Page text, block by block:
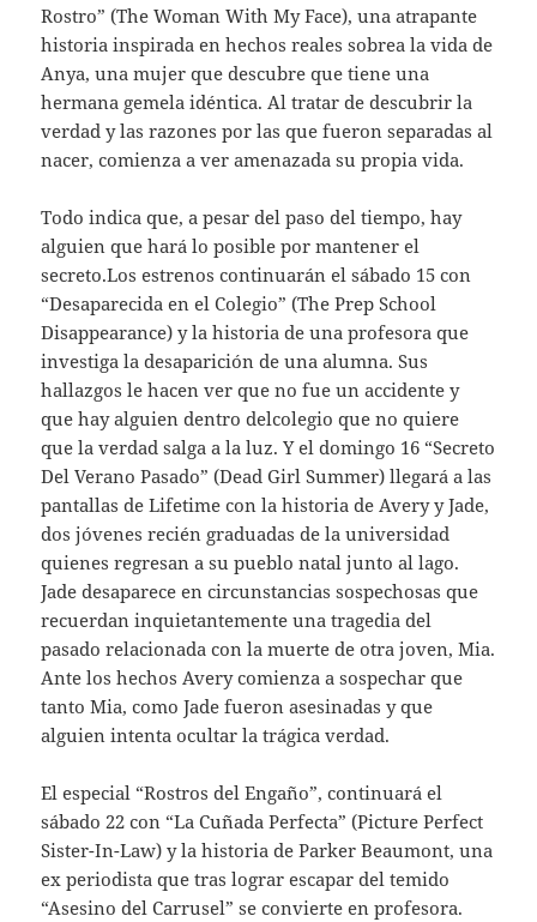
Rostro” (The Woman With My Face), una atrapante
historia inspirada en hechos reales sobrea la vida de
Anya, una mujer que descubre que tiene una
hermana gemela idéntica. Al tratar de descubrir la
verdad y las razones por las que fueron separadas al
nacer, comienza a ver amenazada su propia vida.
Todo indica que, a pesar del paso del tiempo, hay
alguien que hará lo posible por mantener el
secreto.Los estrenos continuarán el sábado 15 con
“Desaparecida en el Colegio” (The Prep School
Disappearance) y la historia de una profesora que
investiga la desaparición de una alumna. Sus
hallazgos le hacen ver que no fue un accidente y
que hay alguien dentro delcolegio que no quiere
que la verdad salga a la luz. Y el domingo 16 “Secreto
Del Verano Pasado” (Dead Girl Summer) llegará a las
pantallas de Lifetime con la historia de Avery y Jade,
dos jóvenes recién graduadas de la universidad
quienes regresan a su pueblo natal junto al lago.
Jade desaparece en circunstancias sospechosas que
recuerdan inquietantemente una tragedia del
pasado relacionada con la muerte de otra joven, Mia.
Ante los hechos Avery comienza a sospechar que
tanto Mia, como Jade fueron asesinadas y que
alguien intenta ocultar la trágica verdad.
El especial “Rostros del Engaño”, continuará el
sábado 22 con “La Cuñada Perfecta” (Picture Perfect
Sister-In-Law) y la historia de Parker Beaumont, una
ex periodista que tras lograr escapar del temido
“Asesino del Carrusel” se convierte en profesora.